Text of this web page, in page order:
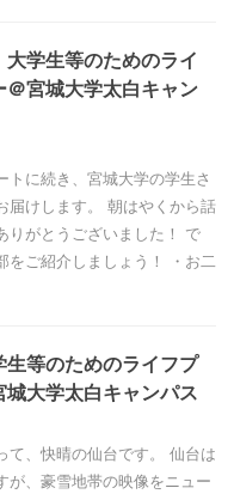
大学生等のためのライ
＠宮城大学太白キャン
トに続き、宮城大学の学生さ
届けします。 朝はやくから話
りがとうございました！ で
をご紹介しましょう！ ・お二
生等のためのライフプ
城大学太白キャンパス
て、快晴の仙台です。 仙台は
が、豪雪地帯の映像をニュー